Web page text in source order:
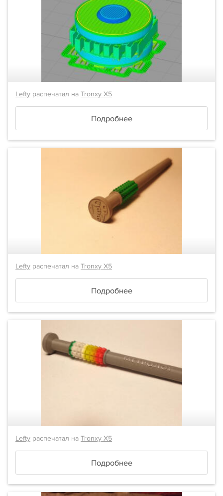
Lefty распечатал на Tronxy X5
Подробнее
Lefty распечатал на Tronxy X5
Подробнее
Lefty распечатал на Tronxy X5
Подробнее